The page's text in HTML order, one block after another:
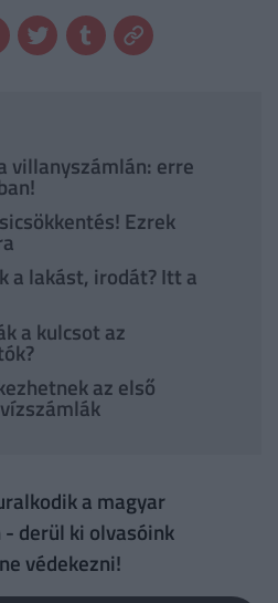
villanyszámlán: erre
Ezrek
a lakást, irodát? Itt a
a kulcsot az
az első
a magyar
derül ki olvasóink
védekezni!